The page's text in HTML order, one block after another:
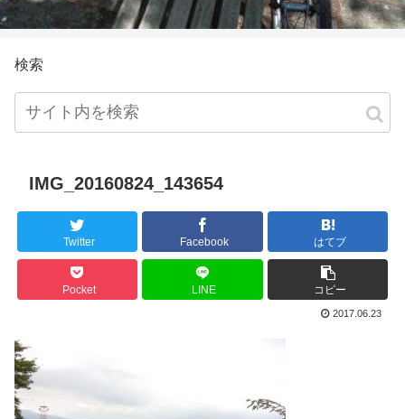
検索
IMG_20160824_143654
Twitter Facebook はてブ
Pocket LINE コピー
2017.06.23